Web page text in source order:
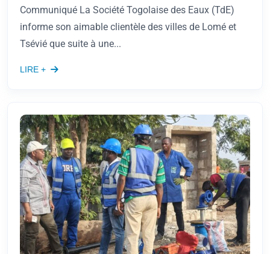
Communiqué La Société Togolaise des Eaux (TdE)
informe son aimable clientèle des villes de Lomé et
Tsévié que suite à une...
LIRE +